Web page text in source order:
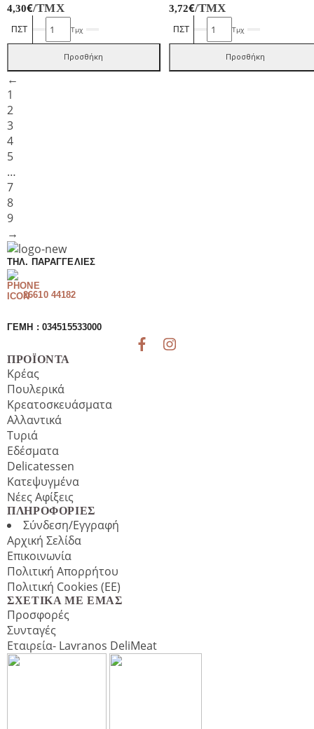
4,30€/ΤΜΧ
Pinsa
Bella
Italia
Στρογγυλή
Τμχ
Προσθήκη
3,72€/ΤΜΧ
Pinsami
Pinsa
Base
Κλασσική
Τμχ
Προσθήκη
←
1
2
3
4
5
…
7
8
9
→
ΤΗΛ. ΠΑΡΑΓΓΕΛΊΕΣ
26610 44182
ΓΕΜΗ : 034515533000
ΠΡΟΪΌΝΤΑ
Κρέας
Πουλερικά
Κρεατοσκευάσματα
Αλλαντικά
Τυριά
Εδέσματα
Delicatessen
Κατεψυγμένα
Νέες Αφίξεις
ΠΛΗΡΟΦΟΡΊΕΣ
Σύνδεση/Εγγραφή
Αρχική Σελίδα
Επικοινωνία
Πολιτική Απορρήτου
Πολιτική Cookies (ΕΕ)
ΣΧΕΤΙΚΆ ΜΕ ΕΜΆΣ
Προσφορές
Συνταγές
Εταιρεία- Lavranos DeliMeat